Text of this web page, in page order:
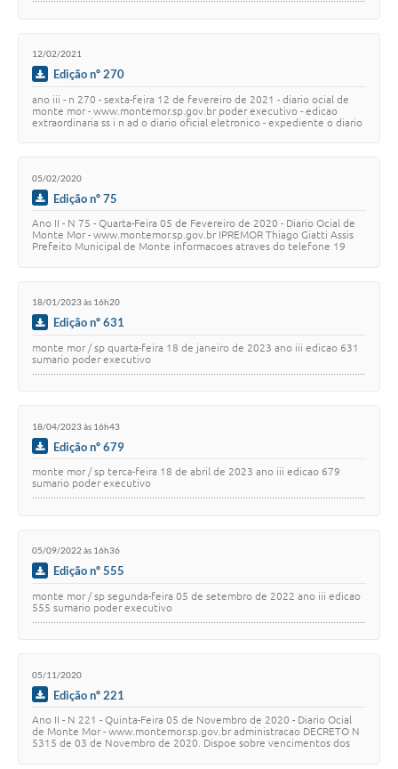
12/02/2021
Edição nº 270
ano iii - n 270 - sexta-feira 12 de fevereiro de 2021 - diario ocial de
monte mor - www.montemor.sp.gov.br poder executivo - edicao
extraordinaria ss i n ad o diario oficial eletronico - expediente o diario
05/02/2020
Edição nº 75
Ano II - N 75 - Quarta-Feira 05 de Fevereiro de 2020 - Diario Ocial de
Monte Mor - www.montemor.sp.gov.br IPREMOR Thiago Giatti Assis
Prefeito Municipal de Monte informacoes atraves do telefone 19
18/01/2023 às 16h20
Edição nº 631
monte mor / sp quarta-feira 18 de janeiro de 2023 ano iii edicao 631
sumario poder executivo
18/04/2023 às 16h43
Edição nº 679
monte mor / sp terca-feira 18 de abril de 2023 ano iii edicao 679
sumario poder executivo
05/09/2022 às 16h36
Edição nº 555
monte mor / sp segunda-feira 05 de setembro de 2022 ano iii edicao
555 sumario poder executivo
05/11/2020
Edição nº 221
Ano II - N 221 - Quinta-Feira 05 de Novembro de 2020 - Diario Ocial
de Monte Mor - www.montemor.sp.gov.br administracao DECRETO N
5315 de 03 de Novembro de 2020. Dispoe sobre vencimentos dos